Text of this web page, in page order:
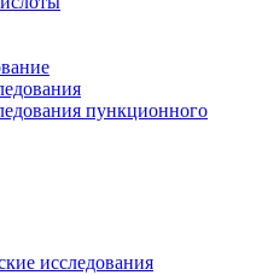
пункционного
исследования